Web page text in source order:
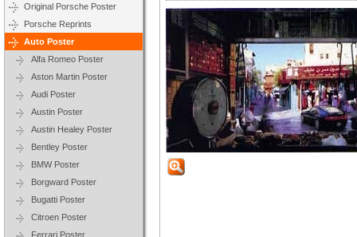
Original Porsche Poster
Porsche Reprints
Auto Poster
Alfa Romeo Poster
Aston Martin Poster
Audi Poster
Austin Poster
Austin Healey Poster
Bentley Poster
BMW Poster
Borgward Poster
Bugatti Poster
Citroen Poster
Ferrari Poster